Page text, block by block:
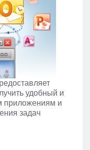
удобный и
приложениям и
задач